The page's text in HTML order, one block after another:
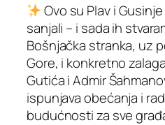
Ovo su Plav i
sanjali – i sada ih
Bošnjačka stranka, uz
Gore, i konkretno
Gutića i Admir
ispunjava obećanja i
budućnosti za sve